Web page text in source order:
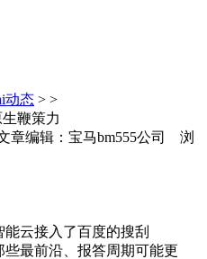
动态 > >
鞭策力
章编辑：宝马bm555公司 浏
云接入了百度的搜刮
些最前沿、报答周期可能更